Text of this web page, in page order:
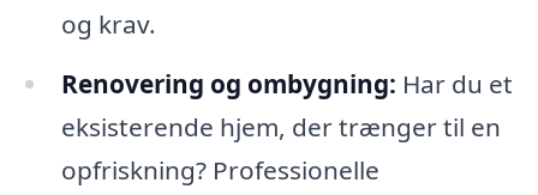
og krav.
Renovering og ombygning: Har du et
eksisterende hjem, der trænger til en
opfriskning? Professionelle